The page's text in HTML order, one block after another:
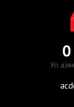
0
Усі